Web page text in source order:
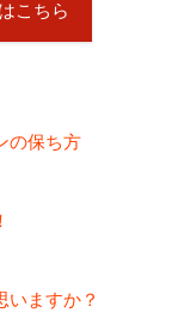
こちら
の保ち方
いますか？